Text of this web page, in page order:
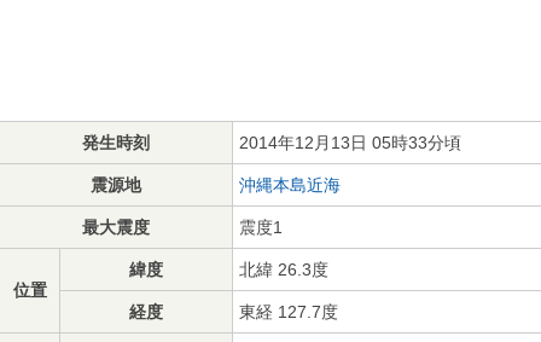
発生時刻 2014年12月13日 05時33分頃
震源地 沖縄本島近海
最大震度 震度1
位置
緯度 北緯 26.3度
経度 東経 127.7度